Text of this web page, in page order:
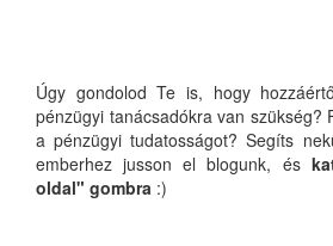
Úgy gondolod Te is, hogy
pénzügyi tanácsadókra van szükség?
a pénzügyi tudatosságot? Segíts
emberhez jusson el blogunk, és
oldal" gombra :)